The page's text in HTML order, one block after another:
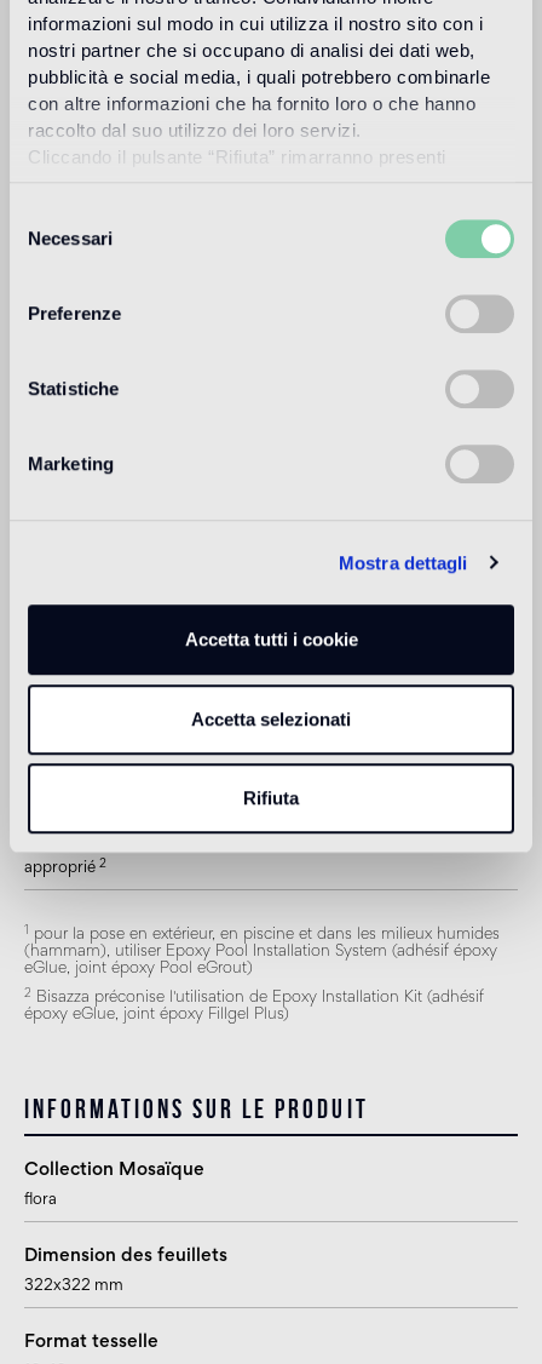
informazioni sul modo in cui utilizza il nostro sito con i
nostri partner che si occupano di analisi dei dati web,
pubblicità e social media, i quali potrebbero combinarle
con altre informazioni che ha fornito loro o che hanno
raccolto dal suo utilizzo dei loro servizi.
Cliccando il pulsante “Rifiuta” rimarranno presenti
tecnici.
delNecessari
Preferenze
Statistiche
Marketing
Mostra dettagli
Accetta tutti i cookie
Accetta selezionati
Rifiuta
Design
carlo dal bianco
Carlo Dal Bianco, architecte et designer, ouvre son studio à
approprié 1
Revêtement extérieur
Douche
approprié 2
pour la pose en extérieur, en piscine et dans les milieux humides
(hammam), utiliser Epoxy Pool Installation System (adhésif époxy
eGlue, joint époxy Pool eGrout)
2
Bisazza préconise l'utilisation de Epoxy Installation Kit (adhésif
époxy eGlue, joint époxy Fillgel Plus)
Informations sur le produit
Collection Mosaïque
flora
Dimension des feuillets
322x322 mm
Format tesselle